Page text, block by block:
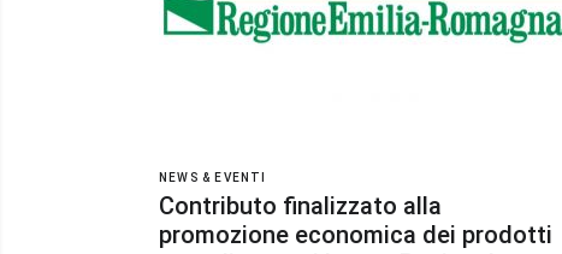
NEWS & EVENTI
Contributo finalizzato alla
promozione economica dei prodotti